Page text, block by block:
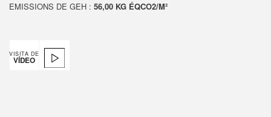
EMISSIONS DE GEH : 56,00 KG ÉQCO2/M²
VISITA DE
VÍDEO